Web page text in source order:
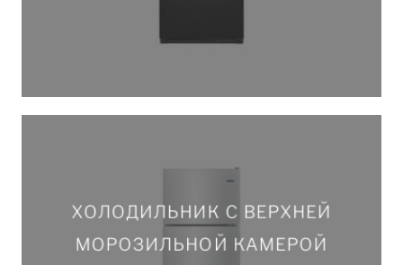
ХОЛОДИЛЬНИК С ВЕРХНЕЙ
МОРОЗИЛЬНОЙ КАМЕРОЙ
МОРОЗИЛЬНОЙ КАМЕРОЙ
MRT311FFFZ